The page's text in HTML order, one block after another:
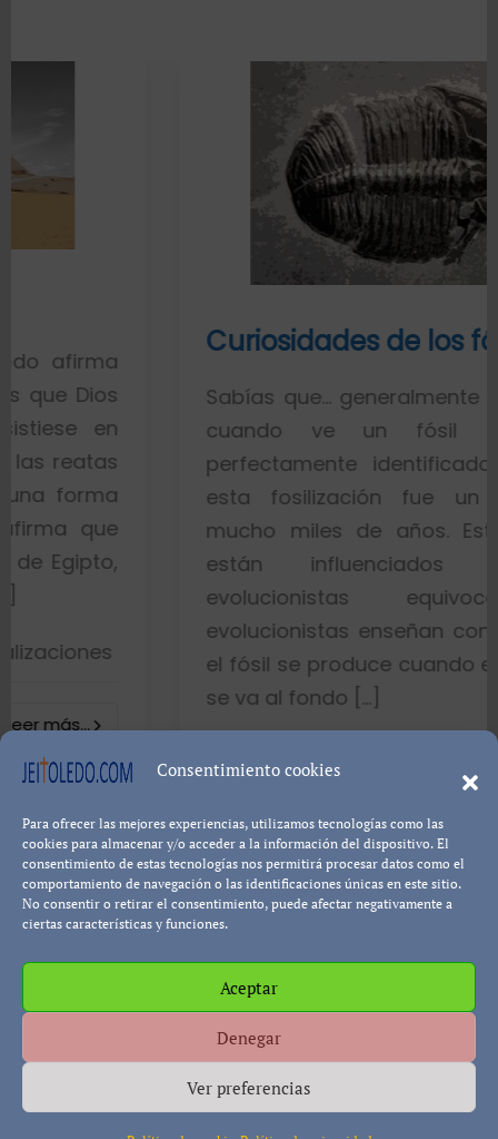
Consentimiento cookies
Para ofrecer las mejores experiencias, utilizamos tecnologías como las
cookies para almacenar y/o acceder a la información del dispositivo. El
consentimiento de estas tecnologías nos permitirá procesar datos como el
comportamiento de navegación o las identificaciones únicas en este sitio.
No consentir o retirar el consentimiento, puede afectar negativamente a
ciertas características y funciones.
Aceptar
Denegar
Ver preferencias
Curiosidades de los fósiles
Sabías que… generalmente toda la
cuando ve un fósil de un
perfectamente identificado piensa
esta fosilización fue un proceso
mucho miles de años. Esto es
están influenciados por
evolucionistas equivocadas.
evolucionistas enseñan con gráficos
el fósil se produce cuando el pez muere
se va al fondo […]
Pablo Blanco Leer más...
Responsabilidad